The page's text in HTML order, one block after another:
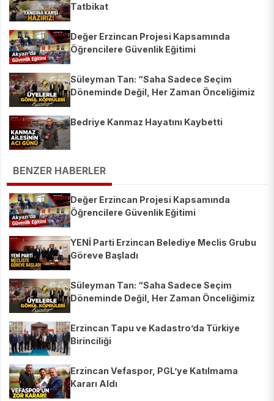
Tatbikat
Değer Erzincan Projesi Kapsamında
Öğrencilere Güvenlik Eğitimi
Süleyman Tan: “Saha Sadece Seçim
Döneminde Değil, Her Zaman Önceliğimiz
Bedriye Kanmaz Hayatını Kaybetti
BENZER HABERLER
Değer Erzincan Projesi Kapsamında
Öğrencilere Güvenlik Eğitimi
YENİ Parti Erzincan Belediye Meclis Grubu
Göreve Başladı
Süleyman Tan: “Saha Sadece Seçim
Döneminde Değil, Her Zaman Önceliğimiz
Erzincan Tapu ve Kadastro’da Türkiye
Birinciliği
Erzincan Vefaspor, PGL’ye Katılmama
Kararı Aldı